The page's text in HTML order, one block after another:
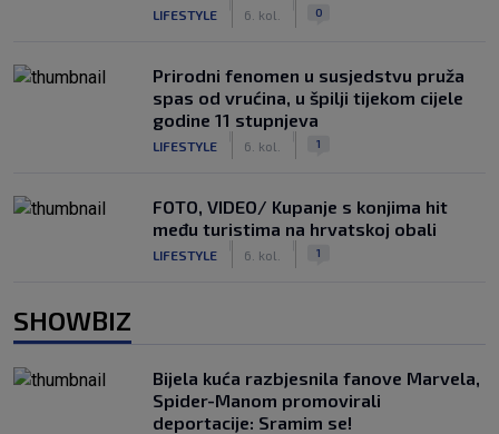
LIFESTYLE 6. kol. 0
Prirodni fenomen u susjedstvu pruža
spas od vrućina, u špilji tijekom cijele
godine 11 stupnjeva
LIFESTYLE 6. kol. 1
FOTO, VIDEO/ Kupanje s konjima hit
među turistima na hrvatskoj obali
LIFESTYLE 6. kol. 1
SHOWBIZ
Bijela kuća razbjesnila fanove Marvela,
Spider-Manom promovirali
deportacije: Sramim se!